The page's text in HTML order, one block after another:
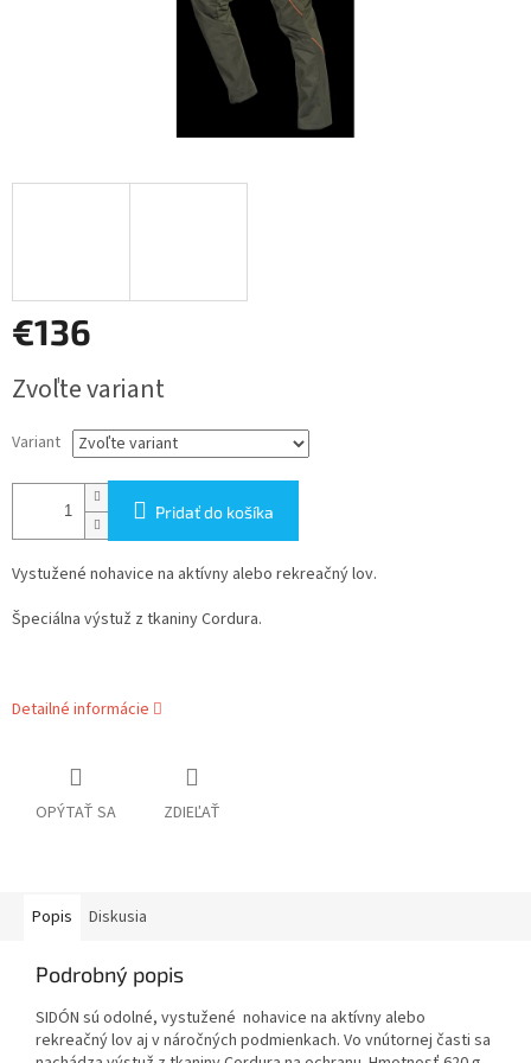
€136
cena:
Zvoľte variant
Variant
Pridať do košíka
Vystužené nohavice na aktívny alebo rekreačný lov.
Špeciálna výstuž z tkaniny Cordura.
Detailné informácie
OPÝTAŤ SA ZDIEĽAŤ
Popis Diskusia
Podrobný popis
SIDÓN sú odolné, vystužené nohavice na aktívny alebo
rekreačný lov aj v náročných podmienkach. Vo vnútornej časti sa